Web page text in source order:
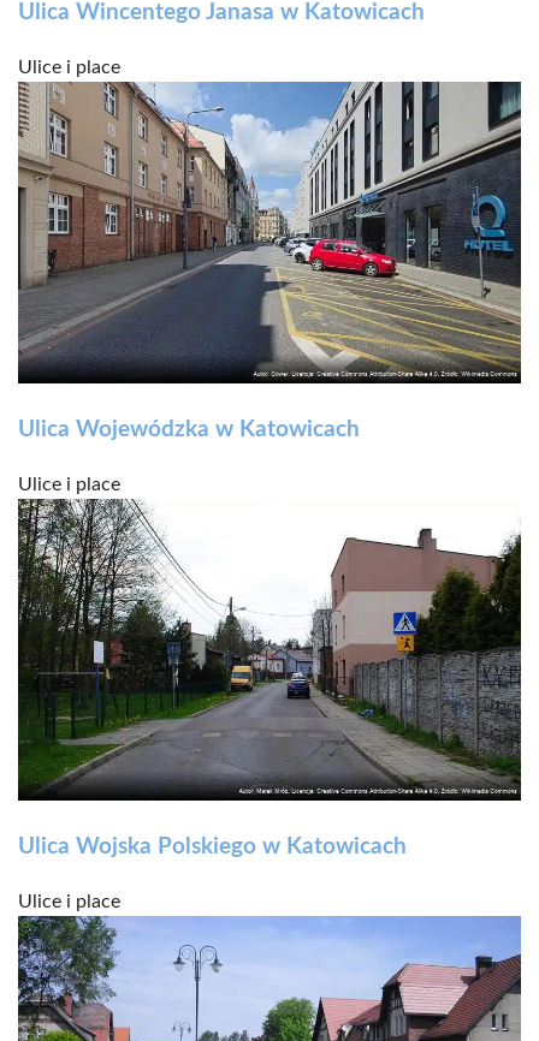
Ulica Wincentego Janasa w Katowicach
Ulice i place
Ulica Wojewódzka w Katowicach
Ulice i place
Ulica Wojska Polskiego w Katowicach
Ulice i place